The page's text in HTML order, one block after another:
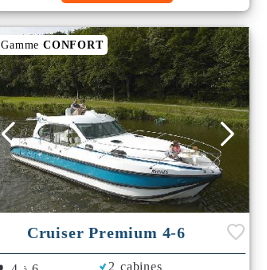
GammeCONFORT
Cruiser Premium 4-6
2 cabines